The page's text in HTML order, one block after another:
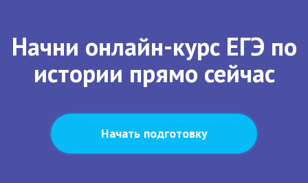
Начни онлайн-курс ЕГЭ по
истории прямо сейчас
Начать подготовку